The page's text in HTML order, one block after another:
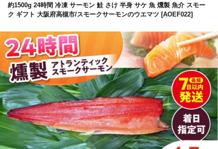
約1500g 24時間 冷凍 サーモン 鮭 さけ 半身 サケ 魚 燻製 魚介 スモー
ク ギフト 大阪府高槻市/スモークサーモンのウエマツ [AOEF022]